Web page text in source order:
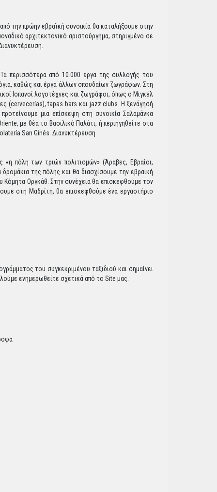
την πρώην εβραϊκή συνοικία θα καταλήξουμε στην
αρχιτεκτονικό αριστούργημα, στηριγμένο σε
περισσότερα από 10.000 έργα της συλλογής του
καθώς και έργα άλλων σπουδαίων ζωγράφων. Στη
Ισπανοί λογοτέχνες και ζωγράφοι, όπως ο Μιγκέλ
(cervecerías), tapas bars και jazz clubs. Η ξενάγησή
μια επίσκεψη στη συνοικία Σαλαμάνκα
με θέα το Βασιλικό Παλάτι, ή περιηγηθείτε στα
San Ginés. Διανυκτέρευση.
πόλη των τριών πολιτισμών» (Άραβες, Εβραίοι,
της πόλης και θα διασχίσουμε την εβραική
Οργκάθ. Στην συνέχεια θα επισκεφθούμε τον
στη Μαδρίτη, θα επισκεφθούμε ένα εργαστήριο
του συγκεκριμένου ταξιδιού και σημαίνει
ενημερωθείτε σχετικά από το Site μας.